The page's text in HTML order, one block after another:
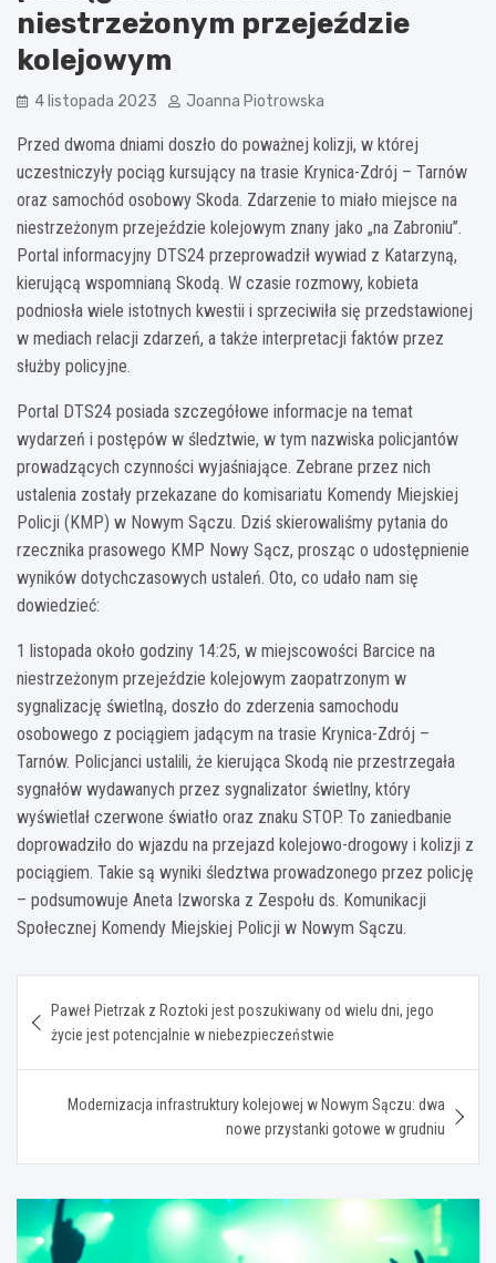
niestrzeżonym przejeździe
kolejowym
4 listopada 2023 Joanna Piotrowska
Przed dwoma dniami doszło do poważnej kolizji, w której
uczestniczyły pociąg kursujący na trasie Krynica-Zdrój – Tarnów
oraz samochód osobowy Skoda. Zdarzenie to miało miejsce na
niestrzeżonym przejeździe kolejowym znany jako „na Zabroniu”.
Portal informacyjny DTS24 przeprowadził wywiad z Katarzyną,
kierującą wspomnianą Skodą. W czasie rozmowy, kobieta
podniosła wiele istotnych kwestii i sprzeciwiła się przedstawionej
w mediach relacji zdarzeń, a także interpretacji faktów przez
służby policyjne.
Portal DTS24 posiada szczegółowe informacje na temat
wydarzeń i postępów w śledztwie, w tym nazwiska policjantów
prowadzących czynności wyjaśniające. Zebrane przez nich
ustalenia zostały przekazane do komisariatu Komendy Miejskiej
Policji (KMP) w Nowym Sączu. Dziś skierowaliśmy pytania do
rzecznika prasowego KMP Nowy Sącz, prosząc o udostępnienie
wyników dotychczasowych ustaleń. Oto, co udało nam się
dowiedzieć:
1 listopada około godziny 14:25, w miejscowości Barcice na
niestrzeżonym przejeździe kolejowym zaopatrzonym w
sygnalizację świetlną, doszło do zderzenia samochodu
osobowego z pociągiem jadącym na trasie Krynica-Zdrój –
Tarnów. Policjanci ustalili, że kierująca Skodą nie przestrzegała
sygnałów wydawanych przez sygnalizator świetlny, który
wyświetlał czerwone światło oraz znaku STOP. To zaniedbanie
doprowadziło do wjazdu na przejazd kolejowo-drogowy i kolizji z
pociągiem. Takie są wyniki śledztwa prowadzonego przez policję
– podsumowuje Aneta Izworska z Zespołu ds. Komunikacji
Społecznej Komendy Miejskiej Policji w Nowym Sączu.
wpisu
Paweł Pietrzak z Roztoki jest poszukiwany od wielu dni, jego
życie jest potencjalnie w niebezpieczeństwie
Modernizacja infrastruktury kolejowej w Nowym Sączu: dwa
nowe przystanki gotowe w grudniu